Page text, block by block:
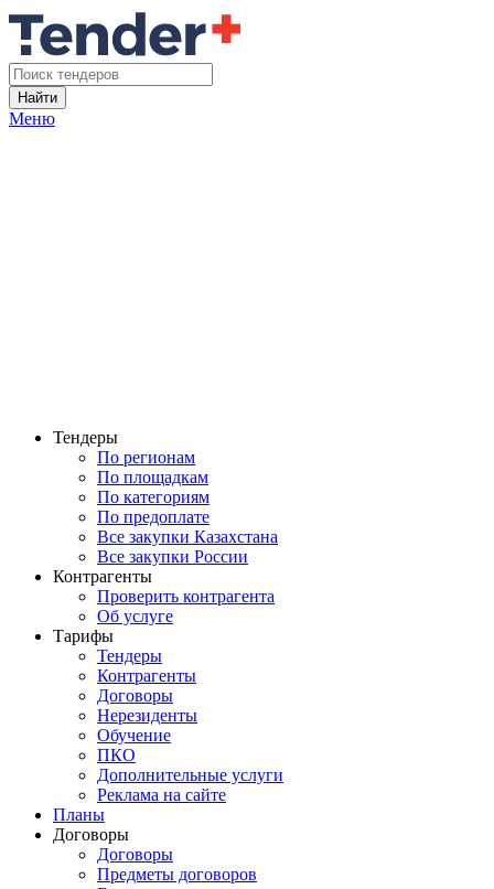
Найти
Меню
Тендеры
По регионам
По площадкам
По категориям
По предоплате
Все закупки Казахстана
Все закупки России
Контрагенты
Проверить контрагента
Об услуге
Тарифы
Тендеры
Контрагенты
Договоры
Нерезиденты
Обучение
ПКО
Дополнительные услуги
Реклама на сайте
Планы
Договоры
Договоры
Предметы договоров